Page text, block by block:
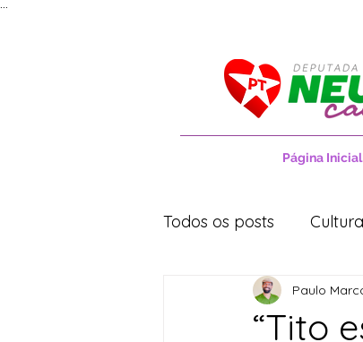
Página Inicial
Todos os posts Cultura
Entrevistas
“Tito
Paulo